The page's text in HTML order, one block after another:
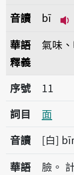
音讀
bī
華語
釋義
氣味
序號11面
序號
11
詞目
面
音讀
白
華語
臉。